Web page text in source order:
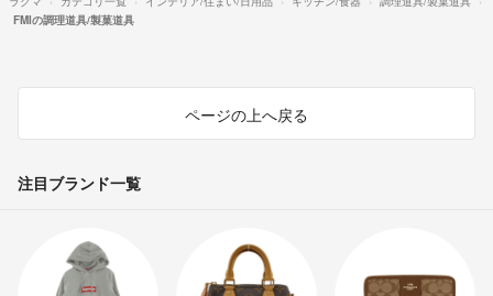
FMIの調理道具/製菓道具
ページの上へ戻る
注目ブランド一覧